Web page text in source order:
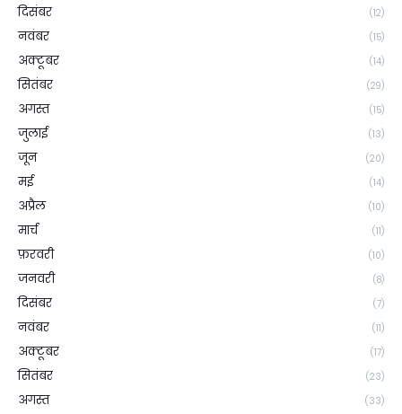
दिसंबर (12)
नवंबर (15)
अक्टूबर (14)
सितंबर (29)
अगस्त (15)
जुलाई (13)
जून (20)
मई (14)
अप्रैल (10)
मार्च (11)
फ़रवरी (10)
जनवरी (8)
दिसंबर (7)
नवंबर (11)
अक्टूबर (17)
सितंबर (23)
अगस्त (33)